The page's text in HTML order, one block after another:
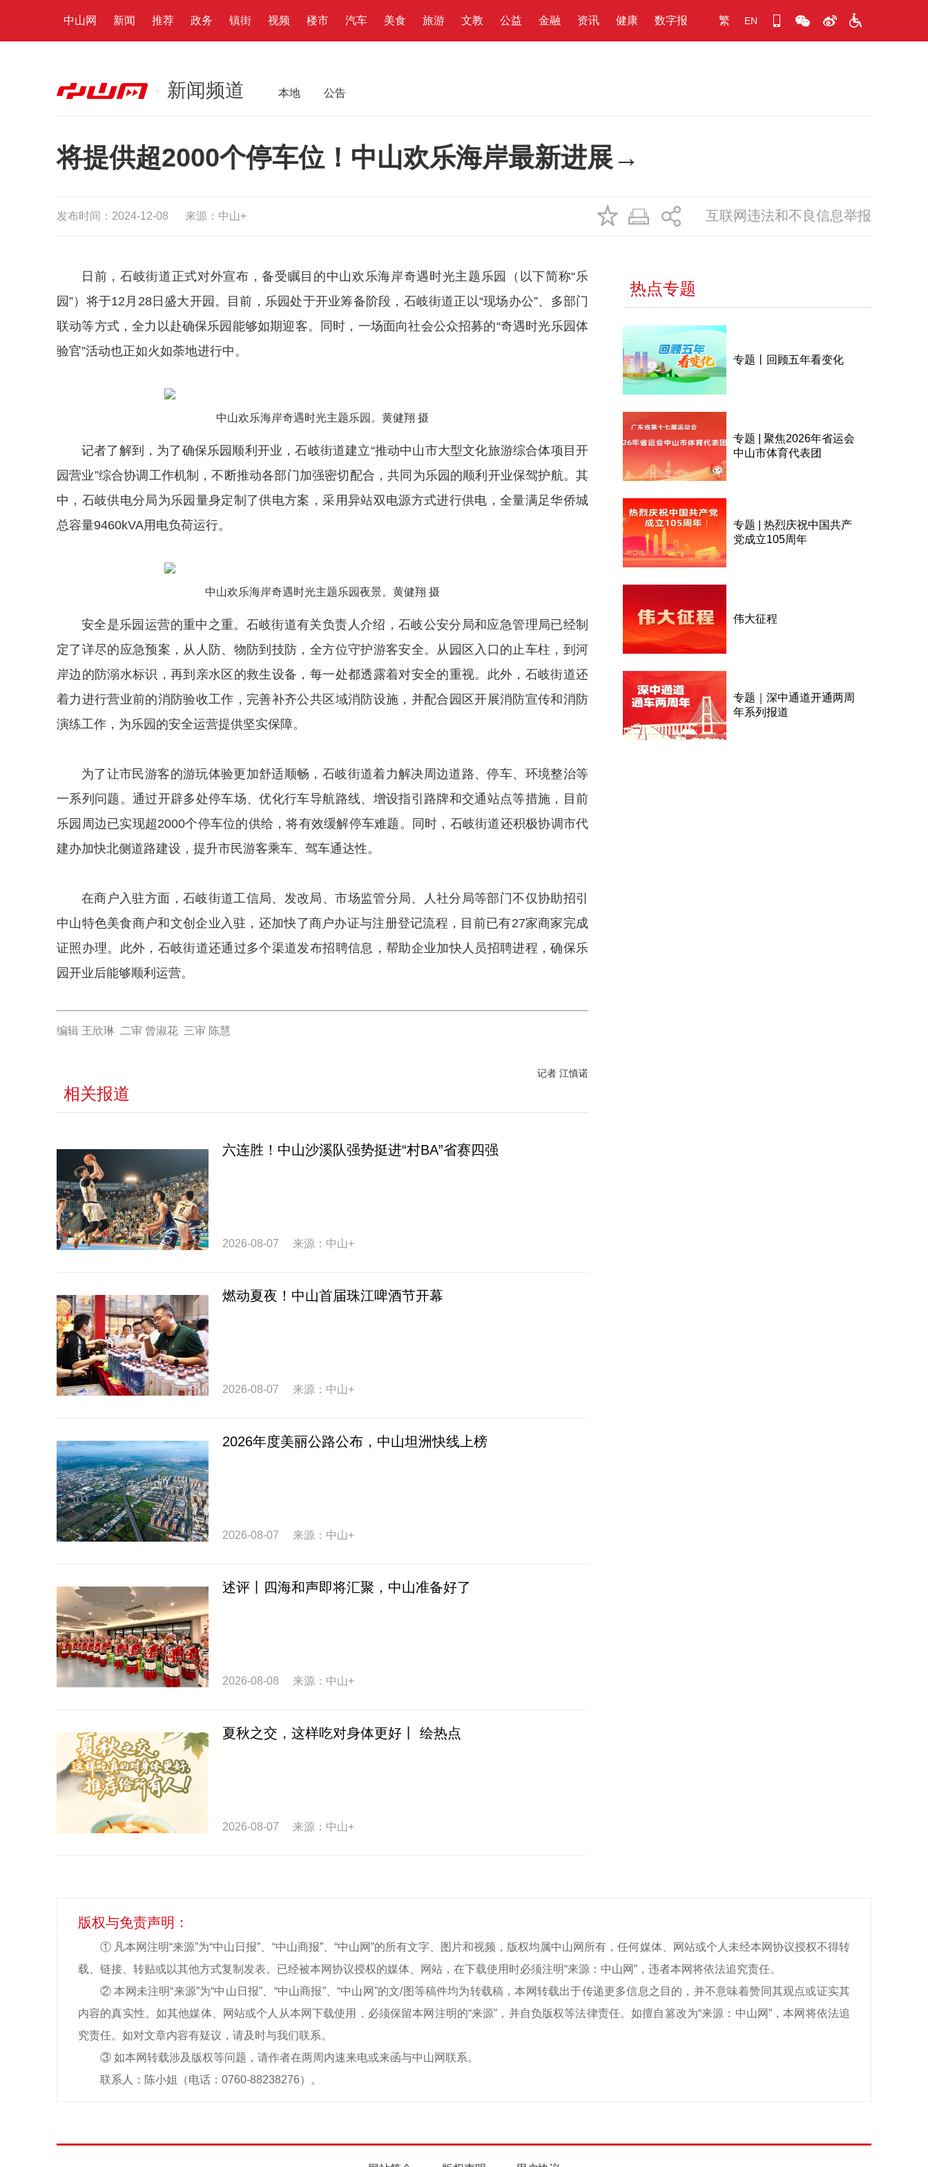
中山网 新闻 推荐 政务 镇街 视频 楼市 汽车 美食 旅游 文教 公益 金融 资讯 健康 数字报 繁 EN
新闻频道 本地 公告
将提供超2000个停车位！中山欢乐海岸最新进展→
发布时间：2024-12-08 来源：中山+ 互联网违法和不良信息举报
日前，石岐街道正式对外宣布，备受瞩目的中山欢乐海岸奇遇时光主题乐园（以下简称“乐
园”）将于12月28日盛大开园。目前，乐园处于开业筹备阶段，石岐街道正以“现场办公”、多部门
联动等方式，全力以赴确保乐园能够如期迎客。同时，一场面向社会公众招募的“奇遇时光乐园体
验官”活动也正如火如荼地进行中。
中山欢乐海岸奇遇时光主题乐园。黄健翔 摄
记者了解到，为了确保乐园顺利开业，石岐街道建立“推动中山市大型文化旅游综合体项目开
园营业”综合协调工作机制，不断推动各部门加强密切配合，共同为乐园的顺利开业保驾护航。其
中，石岐供电分局为乐园量身定制了供电方案，采用异站双电源方式进行供电，全量满足华侨城
总容量9460kVA用电负荷运行。
中山欢乐海岸奇遇时光主题乐园夜景。黄健翔 摄
安全是乐园运营的重中之重。石岐街道有关负责人介绍，石岐公安分局和应急管理局已经制
定了详尽的应急预案，从人防、物防到技防，全方位守护游客安全。从园区入口的止车柱，到河
岸边的防溺水标识，再到亲水区的救生设备，每一处都透露着对安全的重视。此外，石岐街道还
着力进行营业前的消防验收工作，完善补齐公共区域消防设施，并配合园区开展消防宣传和消防
演练工作，为乐园的安全运营提供坚实保障。
为了让市民游客的游玩体验更加舒适顺畅，石岐街道着力解决周边道路、停车、环境整治等
一系列问题。通过开辟多处停车场、优化行车导航路线、增设指引路牌和交通站点等措施，目前
乐园周边已实现超2000个停车位的供给，将有效缓解停车难题。同时，石岐街道还积极协调市代
建办加快北侧道路建设，提升市民游客乘车、驾车通达性。
在商户入驻方面，石岐街道工信局、发改局、市场监管分局、人社分局等部门不仅协助招引
中山特色美食商户和文创企业入驻，还加快了商户办证与注册登记流程，目前已有27家商家完成
证照办理。此外，石岐街道还通过多个渠道发布招聘信息，帮助企业加快人员招聘进程，确保乐
园开业后能够顺利运营。
编辑 王欣琳 二审 曾淑花 三审 陈慧
记者 江慎诺
相关报道
六连胜！中山沙溪队强势挺进“村BA”省赛四强
2026-08-07 来源：中山+
燃动夏夜！中山首届珠江啤酒节开幕
2026-08-07 来源：中山+
2026年度美丽公路公布，中山坦洲快线上榜
2026-08-07 来源：中山+
述评丨四海和声即将汇聚，中山准备好了
2026-08-08 来源：中山+
夏秋之交，这样吃对身体更好丨 绘热点
2026-08-07 来源：中山+
热点专题
专题丨回顾五年看变化
专题 | 聚焦2026年省运会
中山市体育代表团
专题 | 热烈庆祝中国共产
党成立105周年
伟大征程
专题｜深中通道开通两周
年系列报道
版权与免责声明：
① 凡本网注明“来源”为“中山日报”、“中山商报”、“中山网”的所有文字、图片和视频，版权均属中山网所有，任何媒体、网站或个人未经本网协议授权不得转
载、链接、转贴或以其他方式复制发表。已经被本网协议授权的媒体、网站，在下载使用时必须注明“来源：中山网”，违者本网将依法追究责任。
② 本网未注明“来源”为“中山日报”、“中山商报”、“中山网”的文/图等稿件均为转载稿，本网转载出于传递更多信息之目的，并不意味着赞同其观点或证实其
内容的真实性。如其他媒体、网站或个人从本网下载使用，必须保留本网注明的“来源”，并自负版权等法律责任。如擅自篡改为“来源：中山网”，本网将依法追
究责任。如对文章内容有疑议，请及时与我们联系。
③ 如本网转载涉及版权等问题，请作者在两周内速来电或来函与中山网联系。
联系人：陈小姐（电话：0760-88238276）。